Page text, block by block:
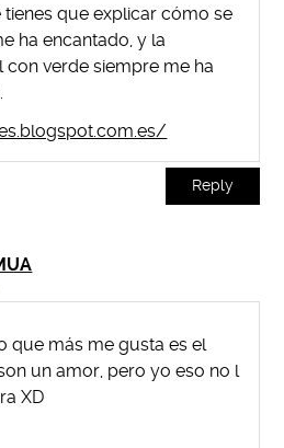
que explicar cómo se
ha encantado, y la
verde siempre me ha
Reply
que más me gusta es el
un amor, pero yo eso no l
XD